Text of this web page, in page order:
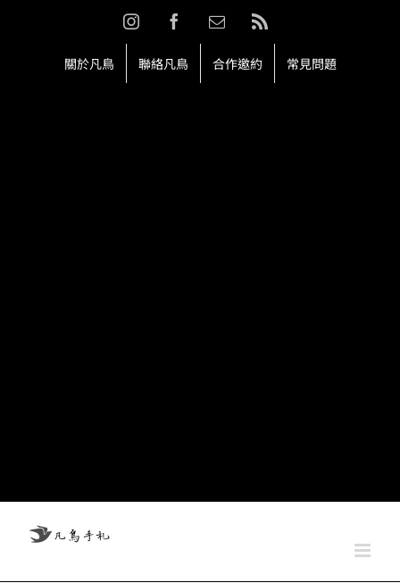
InstagramFacebookEmail:Rss
關於凡鳥 聯絡凡鳥 合作邀約 常見問題